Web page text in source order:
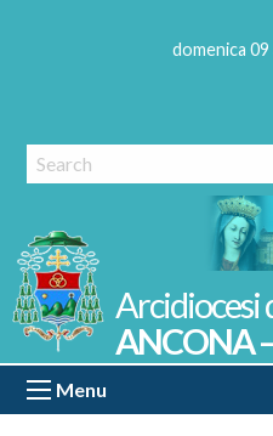
domenica
ANCONA
Menu